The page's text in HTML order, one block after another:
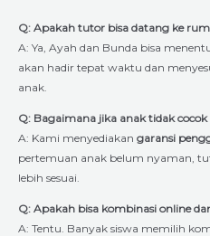
Q: Apakah tutor bisa datang ke
A: Ya, Ayah dan Bunda bisa
akan hadir tepat waktu dan
anak.
Q: Bagaimana jika anak tidak
A: Kami menyediakan garansi
pertemuan anak belum nyaman,
lebih sesuai.
Q: Apakah bisa kombinasi online
A: Tentu. Banyak siswa memilih